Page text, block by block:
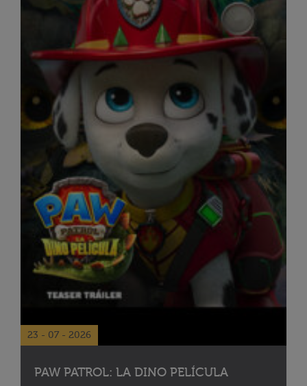
23 - 07 - 2026
PAW PATROL: LA DINO PELÍCULA